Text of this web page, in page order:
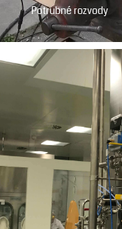
Potrubné rozvody